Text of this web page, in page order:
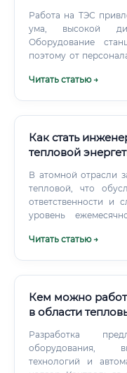
Работа на ТЭС
ума, высокой
Оборудование
поэтому от
Читать статью →
Как стать
тепловой
В атомной отрасли
тепловой, что
ответственности и
уровень
налогов) Где платят больше всего? Атомная отрасль:
Читать статью →
Кем можно
в области
Разработка
оборудования,
технологий и